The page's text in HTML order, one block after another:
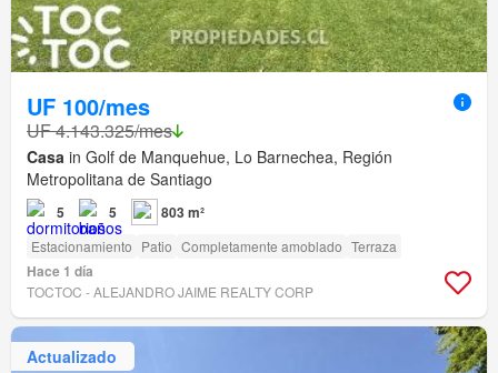
UF 100/mes
UF 4.143.325/mes
Casa in Golf de Manquehue, Lo Barnechea, Región
Metropolitana de Santiago
5 5 803 m²
Estacionamiento Patio Completamente amoblado Terraza
Hace 1 día
TOCTOC - ALEJANDRO JAIME REALTY CORP
Actualizado